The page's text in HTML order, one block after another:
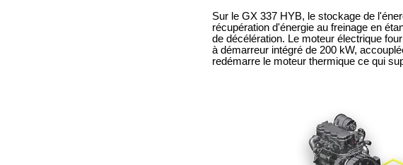
Sur le GX 337 HYB, le stockage de
récupération d'énergie au freinage en
de décélération. Le moteur électrique
à démarreur intégré de 200 kW,
redémarre le moteur thermique ce qui